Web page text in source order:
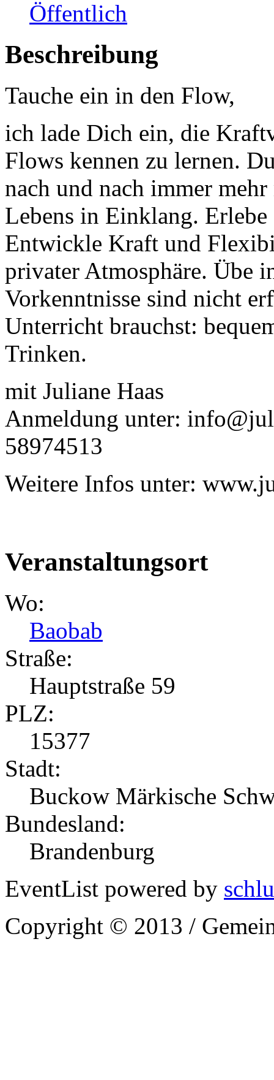
Öffentlich
Beschreibung
Tauche ein in den Flow,
ich lade Dich ein, die
Flows kennen zu lernen.
nach und nach immer
Lebens in Einklang.
Entwickle Kraft und
privater Atmosphäre. Übe
Vorkenntnisse sind nicht
Unterricht brauchst:
Trinken.
mit Juliane Haas
Anmeldung unter:
58974513
Weitere Infos unter:
Veranstaltungsort
Wo:
Baobab
Straße:
Hauptstraße 59
PLZ:
15377
Stadt:
Buckow Märkische
Bundesland:
Brandenburg
EventList powered by
Copyright © 2013 /